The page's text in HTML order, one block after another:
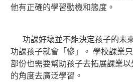
他有正確的學習動機和態度。
功課好壞並不能決定孩子的未
功課孩子就會「慘」。 學校課業
部份也需要幫助孩子去拓展課業
的角度去廣泛學習。